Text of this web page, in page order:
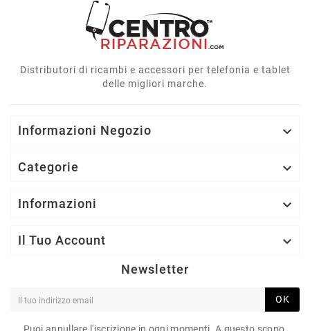
Distributori di ricambi e accessori per telefonia e tablet
delle migliori marche.
Informazioni Negozio 
Categorie 
Informazioni 
Il Tuo Account 
Newsletter
OK